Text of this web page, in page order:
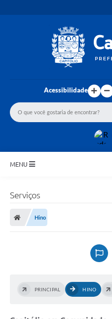
Acessibilidade
MENU
NORMAS LEGAIS
LGPD
Serviços
Hino
PRINCIPAL HINO